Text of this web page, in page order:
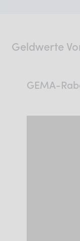
Geldwerte
GEMA-